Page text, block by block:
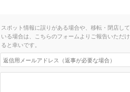
スポット情報に誤りがある場合や、移転・閉店して
いる場合は、こちらのフォームよりご報告いただけ
ると幸いです。